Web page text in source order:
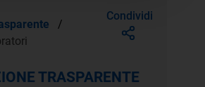
/
Condividi
TRASPARENTE